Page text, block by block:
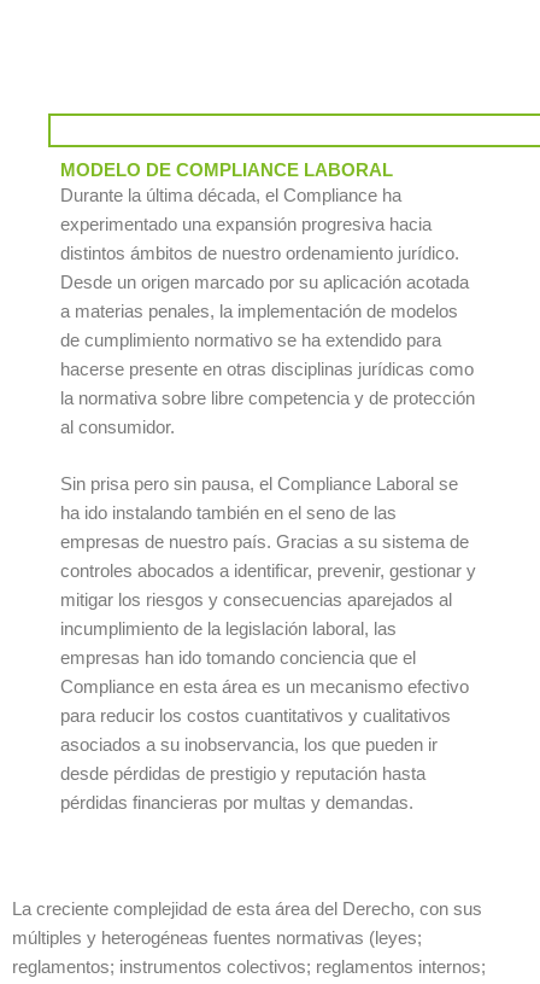
MODELO DE COMPLIANCE LABORAL
Durante la última década, el Compliance ha
experimentado una expansión progresiva hacia
distintos ámbitos de nuestro ordenamiento jurídico.
Desde un origen marcado por su aplicación acotada
a materias penales, la implementación de modelos
de cumplimiento normativo se ha extendido para
hacerse presente en otras disciplinas jurídicas como
la normativa sobre libre competencia y de protección
al consumidor.
Sin prisa pero sin pausa, el Compliance Laboral se
ha ido instalando también en el seno de las
empresas de nuestro país. Gracias a su sistema de
controles abocados a identificar, prevenir, gestionar y
mitigar los riesgos y consecuencias aparejados al
incumplimiento de la legislación laboral, las
empresas han ido tomando conciencia que el
Compliance en esta área es un mecanismo efectivo
para reducir los costos cuantitativos y cualitativos
asociados a su inobservancia, los que pueden ir
desde pérdidas de prestigio y reputación hasta
pérdidas financieras por multas y demandas.
La creciente complejidad de esta área del Derecho, con sus
múltiples y heterogéneas fuentes normativas (leyes;
reglamentos; instrumentos colectivos; reglamentos internos;